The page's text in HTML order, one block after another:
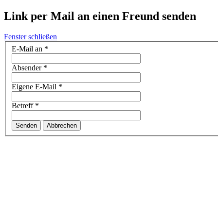
Link per Mail an einen Freund senden
Fenster schließen
E-Mail an *
Absender*
Eigene E-Mail *
Betreff*
Senden Abbrechen